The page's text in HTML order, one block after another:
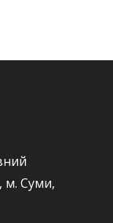
м. Суми,